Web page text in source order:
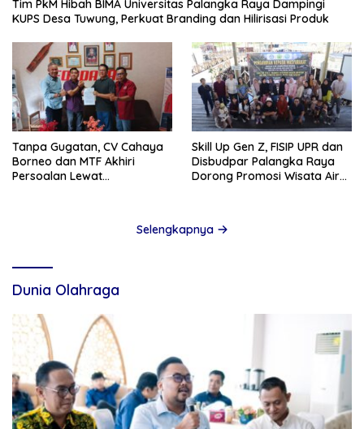
Tim PkM Hibah BIMA Universitas Palangka Raya Dampingi
KUPS Desa Tuwung, Perkuat Branding dan Hilirisasi Produk
Tanpa Gugatan, CV Cahaya
Borneo dan MTF Akhiri
Persoalan Lewat
Skill Up Gen Z, FISIP UPR dan
Disbudpar Palangka Raya
Dorong Promosi Wisata Air
Selengkapnya
Dunia Olahraga